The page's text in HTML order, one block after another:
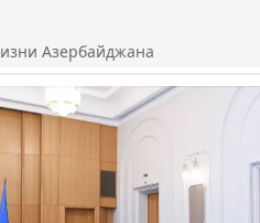
Азербайджана